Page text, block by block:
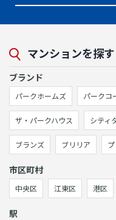
マンションを探す
ブランド
パークホームズ パークコ
ザ・パークハウス シティ
ブランズ ブリリア
市区町村
中央区 江東区 港区
駅